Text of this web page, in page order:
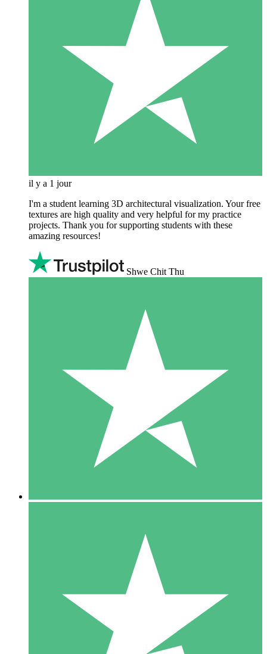
il y a 1 jour
I'm a student learning 3D architectural visualization. Your free
textures are high quality and very helpful for my practice
projects. Thank you for supporting students with these
amazing resources!
Shwe Chit Thu